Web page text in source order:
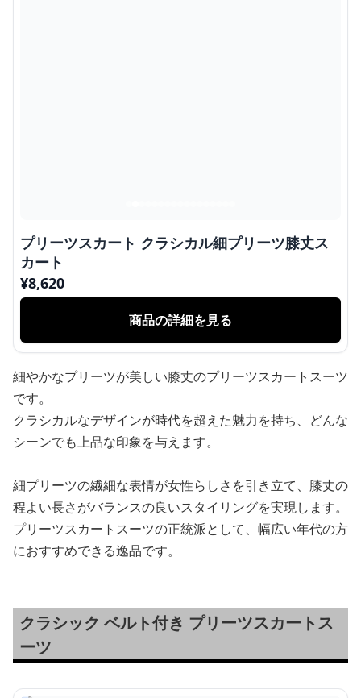
プリーツスカート クラシカル細プリーツ膝丈ス
カート
¥8,620
商品の詳細を見る
細やかなプリーツが美しい膝丈のプリーツスカートスーツ
です。
クラシカルなデザインが時代を超えた魅力を持ち、どんな
シーンでも上品な印象を与えます。
細プリーツの繊細な表情が女性らしさを引き立て、膝丈の
程よい長さがバランスの良いスタイリングを実現します。
プリーツスカートスーツの正統派として、幅広い年代の方
におすすめできる逸品です。
クラシック ベルト付き プリーツスカートス
ーツ